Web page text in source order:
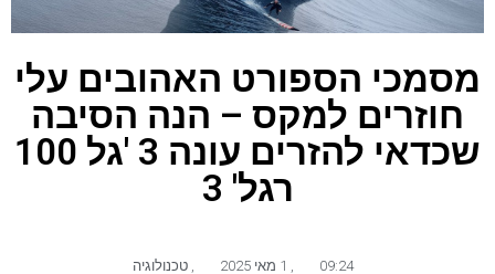
מסמכי הספורט האהובים עלי
חוזרים למקס – הנה הסיבה
שכדאי להזרים עונה 3 'גל 100
רגל' 3
09:24 טכנולוגיה